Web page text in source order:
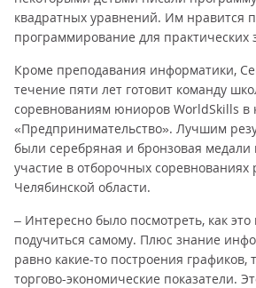
квадратных уравнений. Им нравится
программирование для практических
Кроме преподавания информатики,
течение пяти лет готовит команду
соревнованиям юниоров WorldSkills в
«Предпринимательство». Лучшим
были серебряная и бронзовая медали
участие в отборочных соревнованиях
Челябинской области.
– Интересно было посмотреть, как это
подучиться самому. Плюс знание
равно какие-то построения графиков,
торгово-экономические показатели.